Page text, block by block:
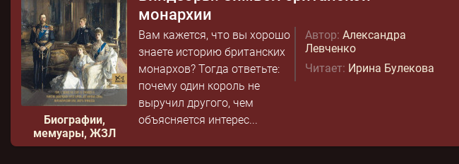
Биографии,
мемуары, ЖЗЛ
монархии
Автор: Александра
Левченко
Читает: Ирина Булекова
Вам кажется, что вы хорошо
знаете историю британских
монархов? Тогда ответьте:
почему один король не
выручил другого, чем
объясняется интерес...